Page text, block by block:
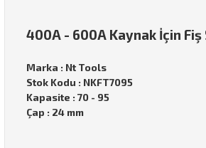
400A - 600A Kaynak İçin Fiş
Marka : Nt Tools
Stok Kodu : NKFT7095
Kapasite : 70 - 95
Çap : 24 mm